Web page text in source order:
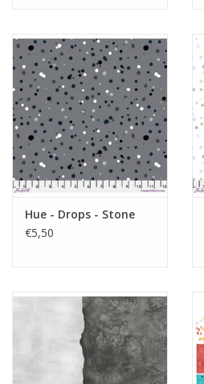
Hue - Drops - Stone
€5,50